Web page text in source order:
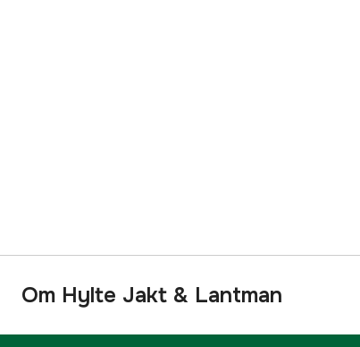
Om Hylte Jakt & Lantman